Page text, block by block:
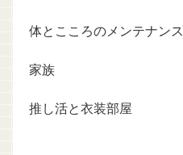
体とこころのメンテナンス
家族
推し活と衣装部屋